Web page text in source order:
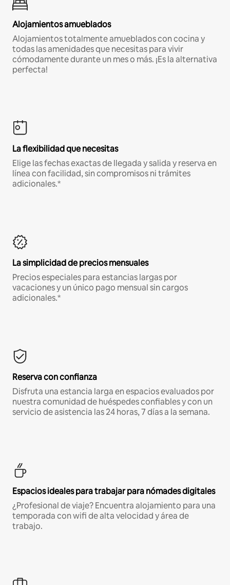
Alojamientos amueblados
Alojamientos totalmente amueblados con cocina y
todas las amenidades que necesitas para vivir
cómodamente durante un mes o más. ¡Es la alternativa
perfecta!
La flexibilidad que necesitas
Elige las fechas exactas de llegada y salida y reserva en
línea con facilidad, sin compromisos ni trámites
adicionales.*
La simplicidad de precios mensuales
Precios especiales para estancias largas por
vacaciones y un único pago mensual sin cargos
adicionales.*
Reserva con confianza
Disfruta una estancia larga en espacios evaluados por
nuestra comunidad de huéspedes confiables y con un
servicio de asistencia las 24 horas, 7 días a la semana.
Espacios ideales para trabajar para nómades digitales
¿Profesional de viaje? Encuentra alojamiento para una
temporada con wifi de alta velocidad y área de
trabajo.